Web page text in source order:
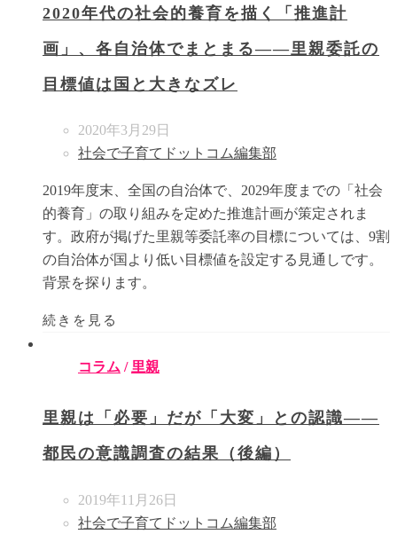
2020年代の社会的養育を描く「推進計
画」、各自治体でまとまる――里親委託の
目標値は国と大きなズレ
2020年3月29日
社会で子育てドットコム編集部
2019年度末、全国の自治体で、2029年度までの「社会
的養育」の取り組みを定めた推進計画が策定されま
す。政府が掲げた里親等委託率の目標については、9割
の自治体が国より低い目標値を設定する見通しです。
背景を探ります。
続きを見る
コラム /里親
里親は「必要」だが「大変」との認識――
都民の意識調査の結果（後編）
2019年11月26日
社会で子育てドットコム編集部